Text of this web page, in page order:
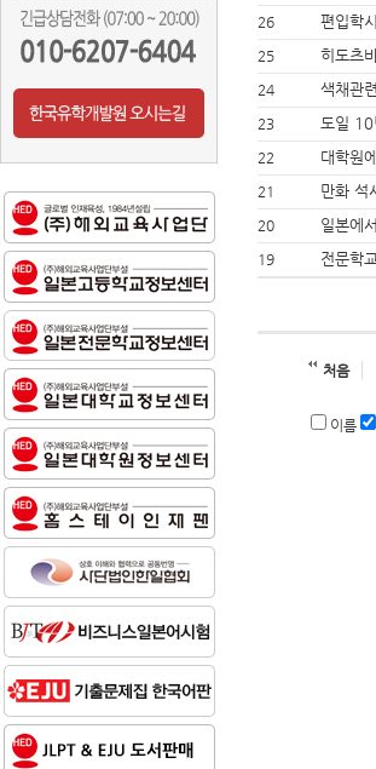
26 편입학
25 히도츠
24 색채관
23 도일 10
22 대학원
21 만화 석
20 일본에
19 전문학
처음
이름